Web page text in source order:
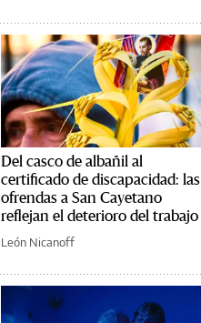
Del casco de albañil al
certificado de discapacidad: las
ofrendas a San Cayetano
reflejan el deterioro del trabajo
León Nicanoff